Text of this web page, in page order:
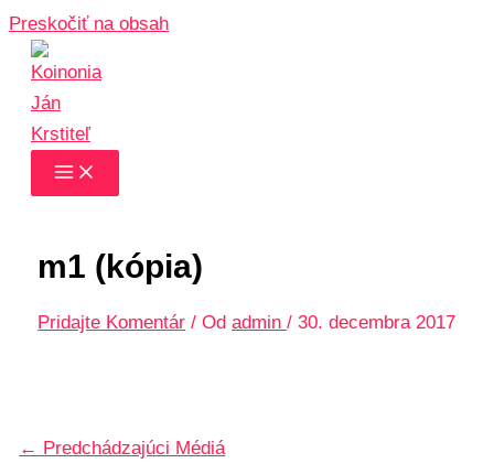
Preskočiť na obsah
m1 (kópia)
Pridajte Komentár / Od admin/30. decembra 2017
← Predchádzajúci Médiá